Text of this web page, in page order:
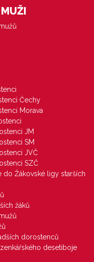
Čechy
Morava
JM
SM
JVČ
SZČ
do Žákovské ligy starších
žáků
dorostenců
desetiboje